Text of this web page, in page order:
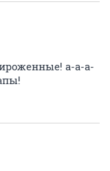
а-а-а-